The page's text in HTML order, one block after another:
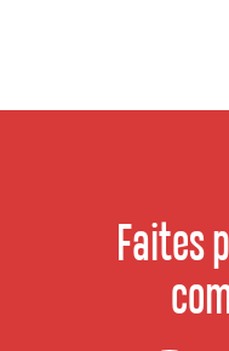
Faites